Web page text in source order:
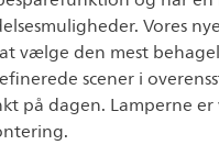
Vores
vælge den mest
scener i
på dagen. Lamperne